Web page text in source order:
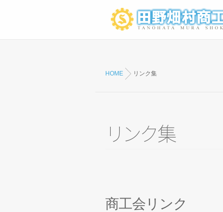
HOME リンク集
リ ンク集
商工会リンク